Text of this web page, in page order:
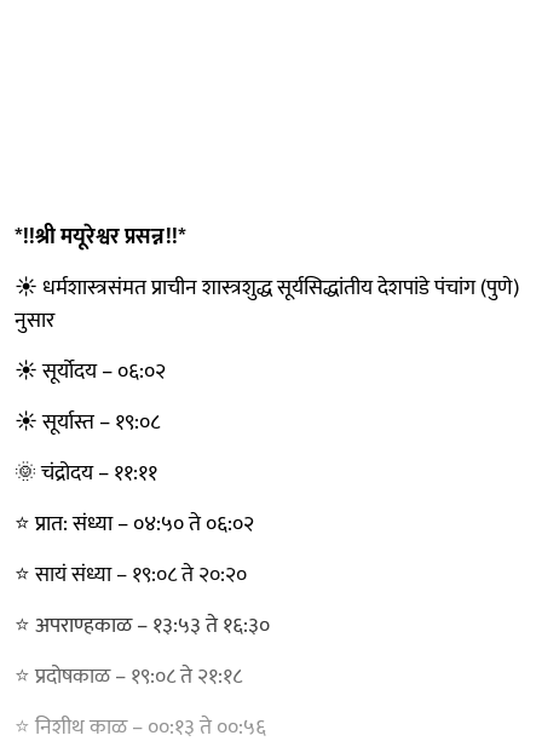
*!!श्री मयूरेश्वर प्रसन्न!!*
☀️ धर्मशास्त्रसंमत प्राचीन शास्त्रशुद्ध सूर्यसिद्धांतीय देशपांडे पंचांग (पुणे)
नुसार
☀️ सूर्योदय – ०६:०२
☀️ सूर्यास्त – १९:०८
🌞 चंद्रोदय – ११:११
⭐ प्रात: संध्या – ०४:५० ते ०६:०२
⭐ सायं संध्या – १९:०८ ते २०:२०
⭐ अपराण्हकाळ – १३:५३ ते १६:३०
⭐ प्रदोषकाळ – १९:०८ ते २१:१८
⭐ निशीथ काळ – ००:१३ ते ००:५६